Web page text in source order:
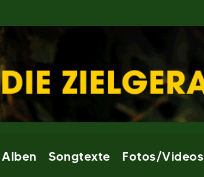
Alben Songtexte Fotos/Videos